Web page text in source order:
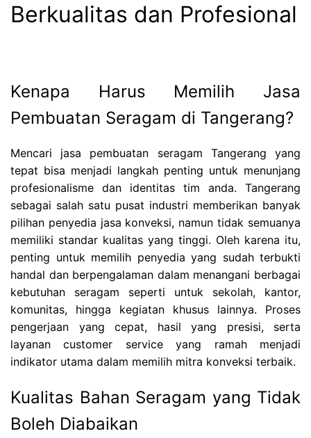
Berkualitas dan Profesional
Kenapa Harus Memilih Jasa
Pembuatan Seragam di Tangerang?
Mencari jasa pembuatan seragam Tangerang yang
tepat bisa menjadi langkah penting untuk menunjang
profesionalisme dan identitas tim anda. Tangerang
sebagai salah satu pusat industri memberikan banyak
pilihan penyedia jasa konveksi, namun tidak semuanya
memiliki standar kualitas yang tinggi. Oleh karena itu,
penting untuk memilih penyedia yang sudah terbukti
handal dan berpengalaman dalam menangani berbagai
kebutuhan seragam seperti untuk sekolah, kantor,
komunitas, hingga kegiatan khusus lainnya. Proses
pengerjaan yang cepat, hasil yang presisi, serta
layanan customer service yang ramah menjadi
indikator utama dalam memilih mitra konveksi terbaik.
Kualitas Bahan Seragam yang Tidak
Boleh Diabaikan